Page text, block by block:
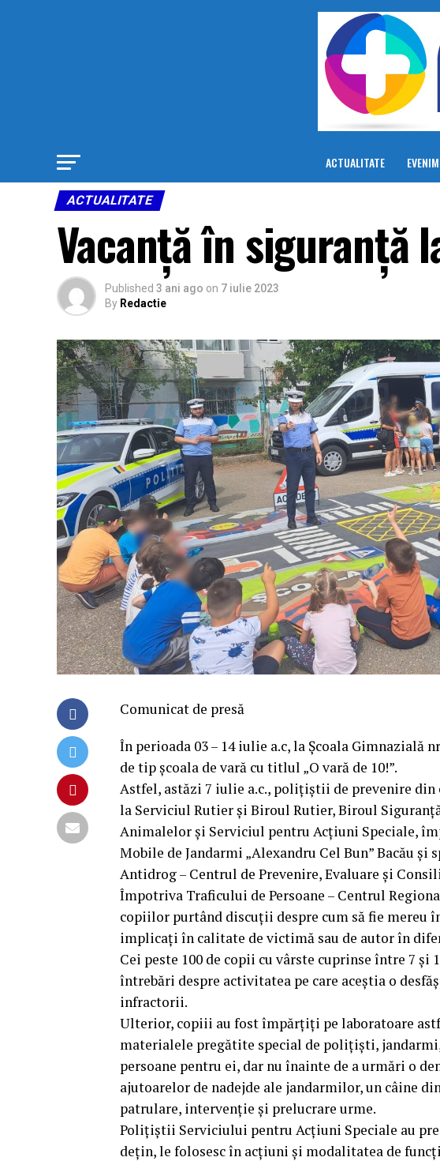
ACTUALITATE
ACTUALITATE
Vacanță în siguranță
Published 3 ani ago on 7 iulie 2023
By Redactie
Comunicat de presă
În perioada 03 – 14 iulie a.c, la Școala Gimnazială
de tip școala de vară cu titlul „O vară de 10!”.
Astfel, astăzi 7 iulie a.c., polițiștii de prevenire din
la Serviciul Rutier și Biroul Rutier, Biroul
Animalelor și Serviciul pentru Acțiuni Speciale,
Mobile de Jandarmi „Alexandru Cel Bun” Bacău
Antidrog – Centrul de Prevenire, Evaluare și
Împotriva Traficului de Persoane – Centrul
copiilor purtând discuții despre cum să fie mereu
implicați în calitate de victimă sau de autor în
Cei peste 100 de copii cu vârste cuprinse între 7
întrebări despre activitatea pe care aceștia o
infractorii.
Ulterior, copiii au fost împărţiţi pe laboratoare
materialele pregătite special de poliţişti,
persoane pentru ei, dar nu înainte de a urmări o
ajutoarelor de nadejde ale jandarmilor, un câine
patrulare, intervenție și prelucrare urme.
Poliţiştii Serviciului pentru Acţiuni Speciale au
deţin, le folosesc în acţiuni şi modalitatea de